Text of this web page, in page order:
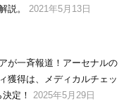
説。
2021年5月13日
が一斉報道！アーセナルの
獲得は、メディカルチェッ
定！ 2025年5月29日